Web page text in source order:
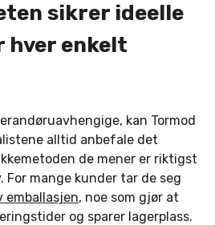
sikrer ideelle
hver enkelt
kan Tormod
alltid anbefale det
de mener er riktigst
mange kunder tar de seg
emballasjen, noe som gjør at
og sparer lagerplass.